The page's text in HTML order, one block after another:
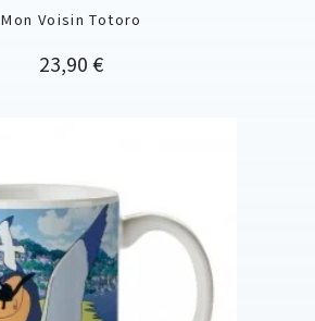
Mon Voisin Totoro
Prix
23,90 €